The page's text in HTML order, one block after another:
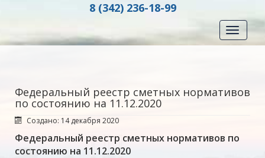
8 (342) 236-18-99
Toggle
Федеральный реестр сметных нормативов
по состоянию на 11.12.2020
Создано: 14 декабря 2020
Федеральный реестр сметных нормативов по
состоянию на 11.12.2020